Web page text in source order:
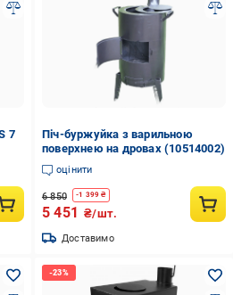
7
Піч-буржуйка з варильною
поверхнею на дровах (10514002)
оцінити
6 850 -1 399 ₴
5 451 ₴/шт.
Доставимо